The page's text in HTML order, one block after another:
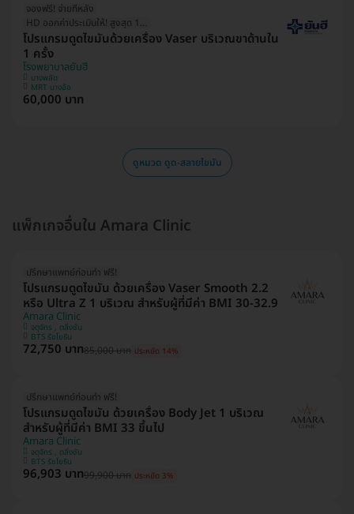
จองฟรี! จ่ายทีหลัง
HD ออกค่าประเมินให้! สูงสุด 1500 บ.
โปรแกรมดูดไขมันด้วยเครื่อง Vaser บริเวณขาด้านใน
1 ครั้ง
โรงพยาบาลยันฮี
บางพลัด
MRT บางอ้อ
60,000 บาท
ดูหมวด ดูด-สลายไขมัน
แพ็กเกจอื่นใน Amara Clinic
ปรึกษาแพทย์ก่อนทำ ฟรี!
โปรแกรมดูดไขมัน ด้วยเครื่อง Vaser Smooth 2.2
หรือ Ultra Z 1 บริเวณ สำหรับผู้ที่มีค่า BMI 30-32.9
Amara Clinic
จตุจักร , ตลิ่งชัน
BTS รัชโยธิน
72,750 บาท85,000 บาท ประหยัด 14%
ปรึกษาแพทย์ก่อนทำ ฟรี!
โปรแกรมดูดไขมัน ด้วยเครื่อง Body Jet 1 บริเวณ
สำหรับผู้ที่มีค่า BMI 33 ขึ้นไป
Amara Clinic
จตุจักร , ตลิ่งชัน
BTS รัชโยธิน
96,903 บาท99,900 บาท ประหยัด 3%